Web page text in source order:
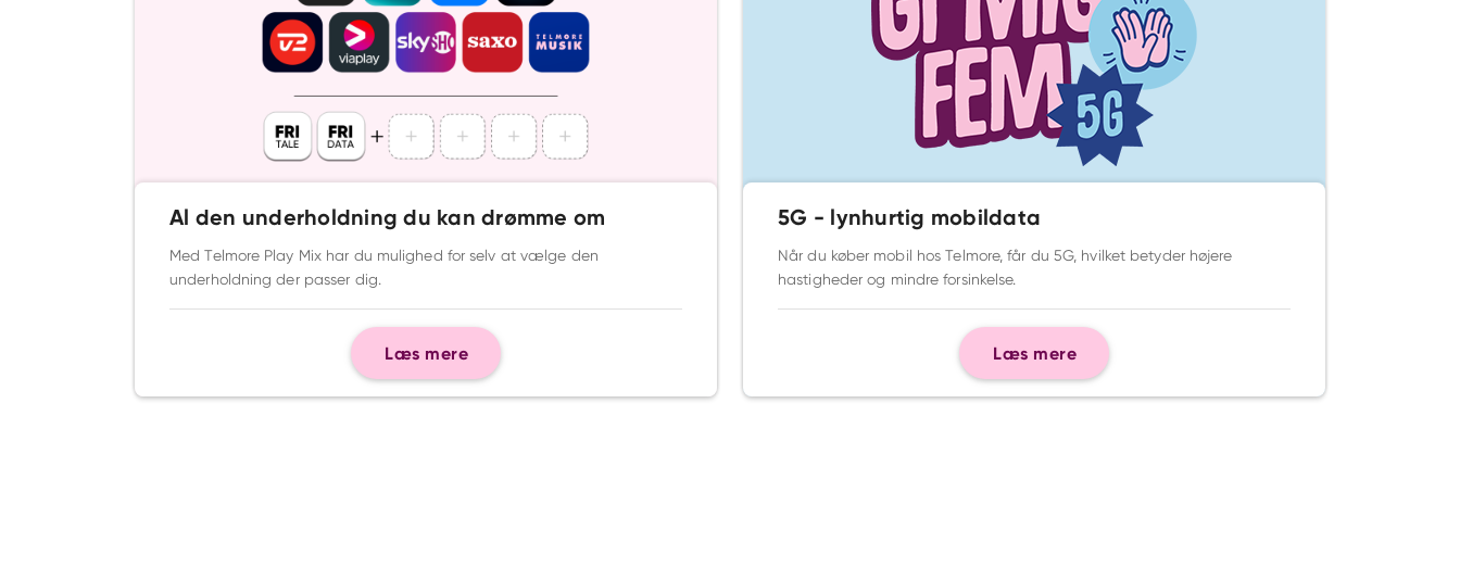
Al den underholdning du kan drømme om
Med Telmore Play Mix har du mulighed for selv at vælge den
underholdning der passer dig.
Læs mere
5G - lynhurtig mobildata
Når du køber mobil hos Telmore, får du 5G, hvilket betyder højere
hastigheder og mindre forsinkelse.
Læs mere